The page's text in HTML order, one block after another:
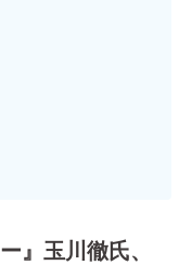
』玉川徹氏、